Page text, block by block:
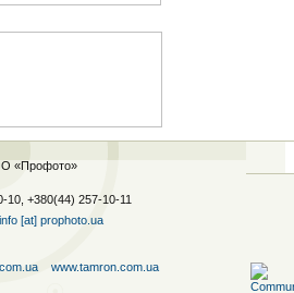
«Профото»
10, +380(44) 257-10-11
info [at] prophoto.ua
www.tamron.com.ua